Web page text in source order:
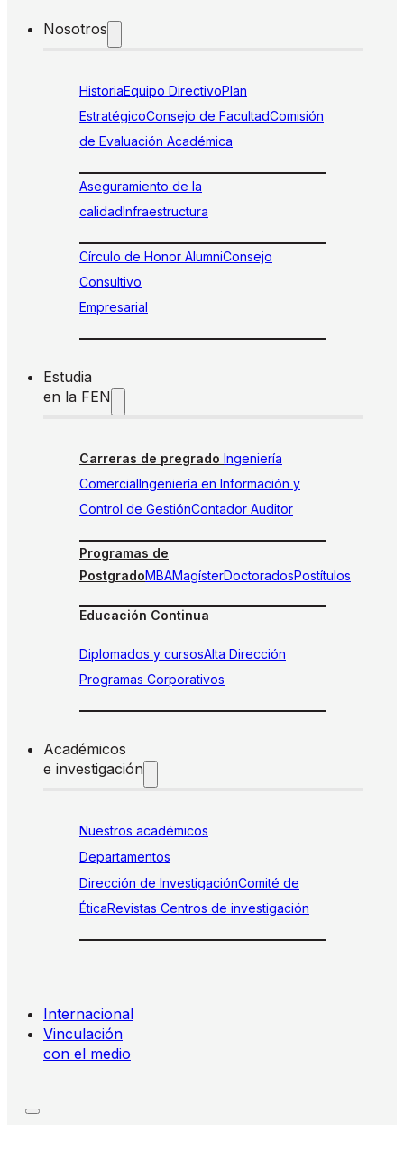
Nosotros
HistoriaEquipo DirectivoPlan
EstratégicoConsejo de FacultadComisión
de Evaluación Académica
Aseguramiento de la
calidadInfraestructura
Círculo de Honor AlumniConsejo
Consultivo
Empresarial
Estudia
en la FEN
Carreras de pregrado Ingeniería
ComercialIngeniería en Información y
Control de GestiónContador Auditor
Programas de
PostgradoMBAMagísterDoctoradosPostítulos
Educación Continua
Diplomados y cursosAlta Dirección
Programas Corporativos
Académicos
e investigación
Nuestros académicos
Departamentos
Dirección de InvestigaciónComité de
ÉticaRevistas Centros de investigación
Internacional
Vinculación
con el medio